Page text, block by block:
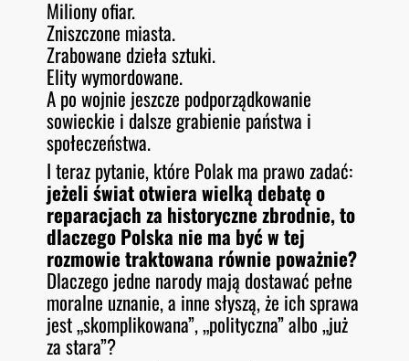
Miliony ofiar.
Zniszczone miasta.
Zrabowane dzieła sztuki.
Elity wymordowane.
A po wojnie jeszcze podporządkowanie
sowieckie i dalsze grabienie państwa i
społeczeństwa.
I teraz pytanie, które Polak ma prawo zadać:
jeżeli świat otwiera wielką debatę o
reparacjach za historyczne zbrodnie, to
dlaczego Polska nie ma być w tej
rozmowie traktowana równie poważnie?
Dlaczego jedne narody mają dostawać pełne
moralne uznanie, a inne słyszą, że ich sprawa
jest „skomplikowana”, „polityczna” albo „już
za stara”?